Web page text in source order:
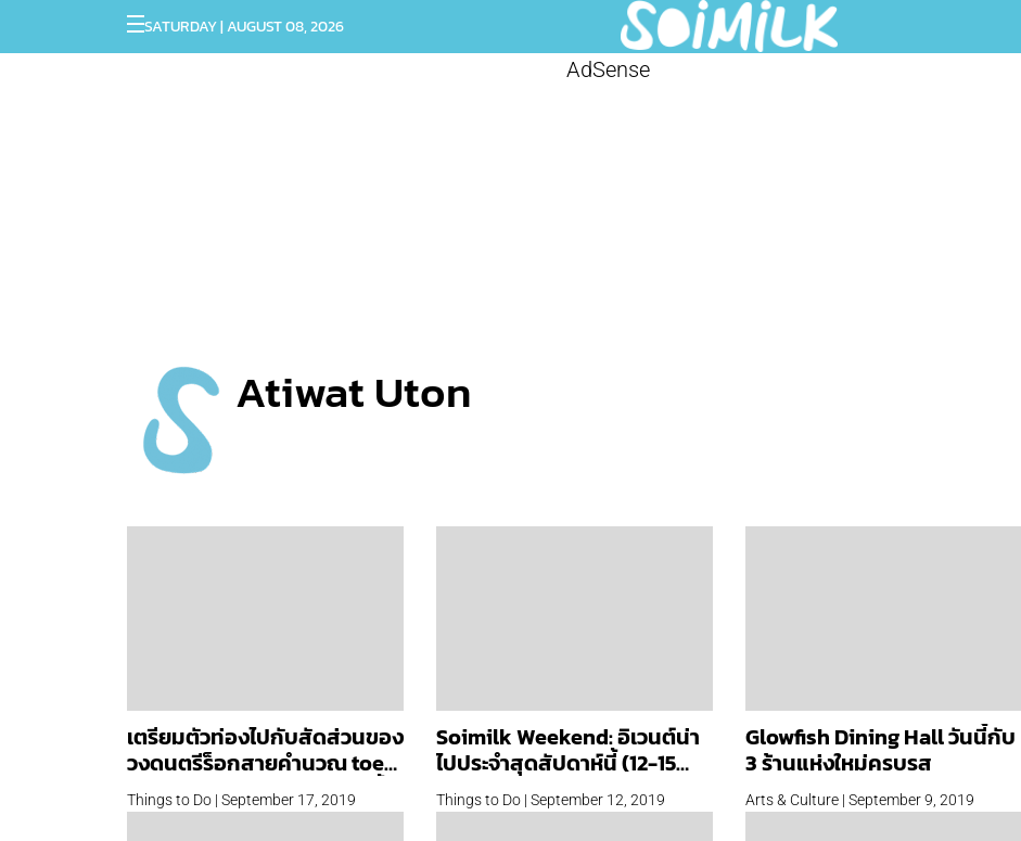
SATURDAY | AUGUST 08, 2026
AdSense
Atiwat Uton
เตรียมตัวท่องไปกับสัดส่วนของ
วงดนตรีร็อกสายคำนวณ toe
พบกับคอนเสิร์ตในไทย ธ.ค. นี้
Things to Do | September 17, 2019
Soimilk Weekend: อิเวนต์น่า
ไปประจำสุดสัปดาห์นี้ (12-15
ก.ย.)
Things to Do | September 12, 2019
Glowfish Dining Hall วันนี้กับ
3 ร้านแห่งใหม่ครบรส
Arts & Culture | September 9, 2019